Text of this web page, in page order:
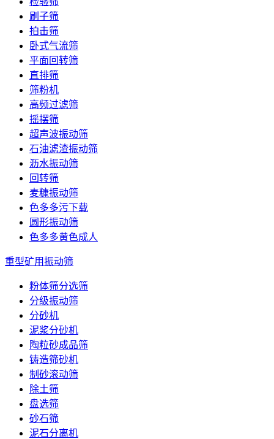
刷子筛
拍击筛
卧式气流筛
平面回转筛
直排筛
筛粉机
高频过滤筛
摇摆筛
超声波振动筛
石油滤渣振动筛
沥水振动筛
回转筛
麦糠振动筛
色多多污下载
圆形振动筛
色多多黄色成人
重型矿用振动筛
粉体筛分选筛
分级振动筛
分砂机
泥浆分砂机
陶粒砂成品筛
铸造筛砂机
制砂滚动筛
除土筛
盘选筛
砂石筛
泥石分离机